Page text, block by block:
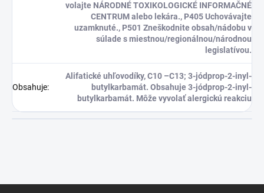
volajte NÁRODNÉ TOXIKOLOGICKÉ INFORMAČNÉ
CENTRUM alebo lekára., P405 Uchovávajte
uzamknuté., P501 Zneškodnite obsah/nádobu v
súlade s miestnou/regionálnou/národnou
legislatívou.
Obsahuje:
Alifatické uhľovodíky, C10 –C13; 3-jódprop-2-inyl-
butylkarbamát. Obsahuje 3-jódprop-2-inyl-
butylkarbamát. Môže vyvolať alergickú reakciu